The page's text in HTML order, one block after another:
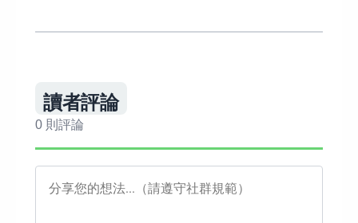
讀者評論
0 則評論